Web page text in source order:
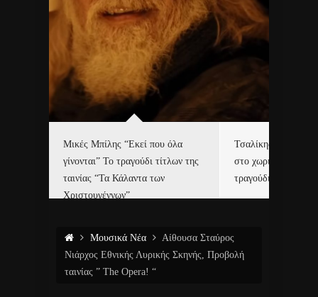
Μικές Μπίλης “Εκεί που όλα
γίνονται” Το τραγούδι τίτλων της
ταινίας “Τα Κάλαντα των
Χριστουγέννων”
Τσαλίκης,
στο χωριό του Άι
τραγούδι και video
Μουσικά Νέα
Αίθουσα Σταύρος
Νιάρχος Εθνικής Λυρικής Σκηνής, Προβολή
ταινίας ” The Opera! “